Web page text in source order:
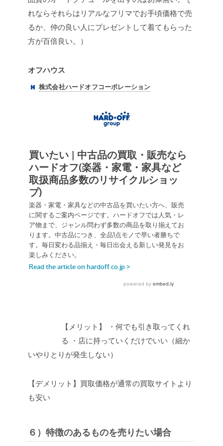
れならそれらはリアルなフリマでお手頃価格で売
るか、仲の良い人にプレゼントして着てもらった
方が百倍良い。）
オフハウス
【メリット】
・何でも引き取ってくれ
る
・店に持っていくだけでいい（細か
いやりとりが発生しない）
【デメリット】買取価格が通常の買取サイトより
も安い
６）特徴のあるものを売りたい場合